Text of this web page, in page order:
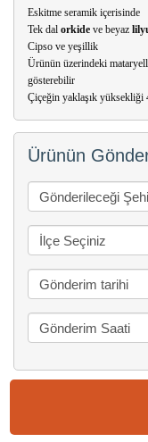
Eskitme seramik içerisinde
Tek dal orkide ve beyaz
Cipso ve yeşillik
Ürünün üzerindeki
gösterebilir
Çiçeğin yaklaşık yüksekliği
Ürünün
Gönderileceği
İlçe Seçiniz
Gönderim tarihi
Gönderim Saati